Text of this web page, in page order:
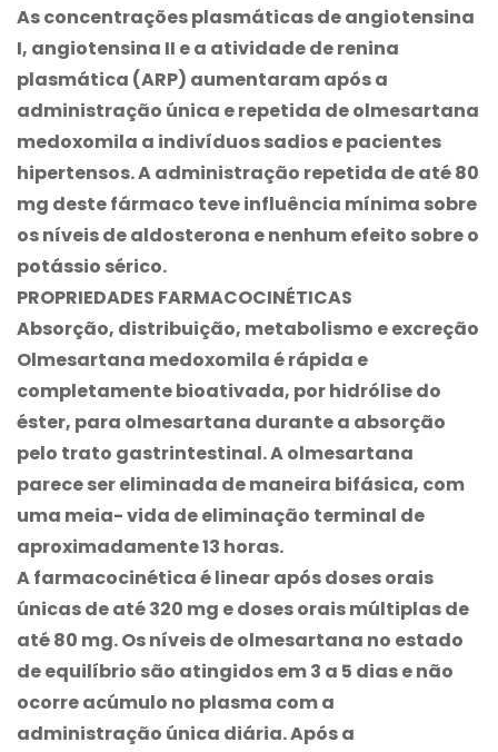
As concentrações plasmáticas de angiotensina
I, angiotensina II e a atividade de renina
plasmática (ARP) aumentaram após a
administração única e repetida de olmesartana
medoxomila a indivíduos sadios e pacientes
hipertensos. A administração repetida de até 80
mg deste fármaco teve influência mínima sobre
os níveis de aldosterona e nenhum efeito sobre o
potássio sérico.
PROPRIEDADES FARMACOCINÉTICAS
Absorção, distribuição, metabolismo e excreção
Olmesartana medoxomila é rápida e
completamente bioativada, por hidrólise do
éster, para olmesartana durante a absorção
pelo trato gastrintestinal. A olmesartana
parece ser eliminada de maneira bifásica, com
uma meia- vida de eliminação terminal de
aproximadamente 13 horas.
A farmacocinética é linear após doses orais
únicas de até 320 mg e doses orais múltiplas de
até 80 mg. Os níveis de olmesartana no estado
de equilíbrio são atingidos em 3 a 5 dias e não
ocorre acúmulo no plasma com a
administração única diária. Após a